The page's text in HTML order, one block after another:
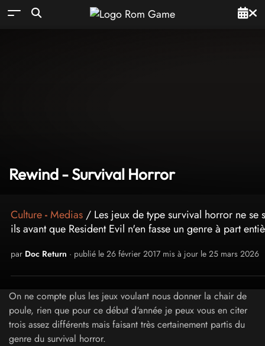
Rewind - Survival Horror
Culture-Medias / Les jeux de type survival horror ne se
ils avant que Resident Evil n'en fasse un genre à part
par Doc Return · publié le 26 février 2017 mis à jour le 25 mars 2026
On ne compte plus les jeux voulant nous donner la chair de
poule, rien que pour ce début d'année je peux vous en citer
trois assez différents mais faisant très certainement partis du
genre du survival horror.